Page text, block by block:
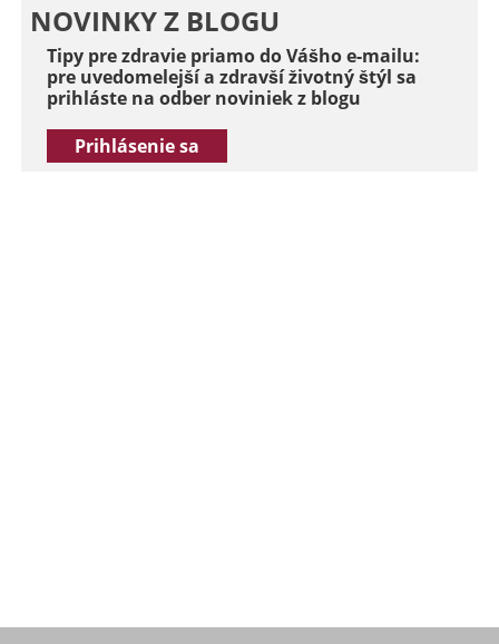
NOVINKY Z BLOGU
Tipy pre zdravie priamo do Vášho e-mailu:
pre uvedomelejší a zdravší životný štýl sa
prihláste na odber noviniek z blogu
Prihlásenie sa